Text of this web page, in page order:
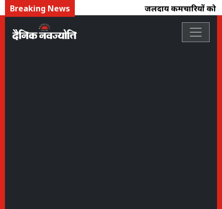
Breaking News जलदाय कर्मचारियों को